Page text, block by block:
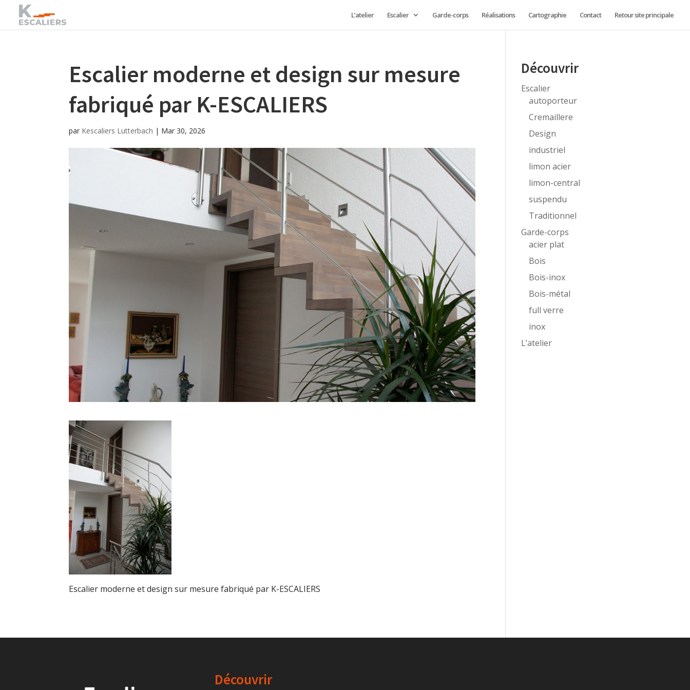
L’atelier Escalier Garde-corps Réalisations Cartographie Contact Retour site principale
Escalier moderne et design sur mesure
fabriqué par K-ESCALIERS
par Kescaliers Lutterbach | Mar 30, 2026
Escalier moderne et design sur mesure fabriqué par K-ESCALIERS
Découvrir
Escalier
autoporteur
Cremaillere
Design
industriel
limon acier
limon-central
suspendu
Traditionnel
Garde-corps
acier plat
Bois
Bois-inox
Bois-métal
full verre
inox
L’atelier
Découvrir